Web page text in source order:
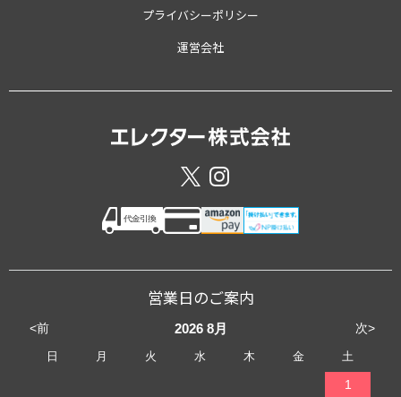
プライバシーポリシー
運営会社
営業日のご案内
<前 次>
2026 8月
日 月 火 水 木 金 土
1